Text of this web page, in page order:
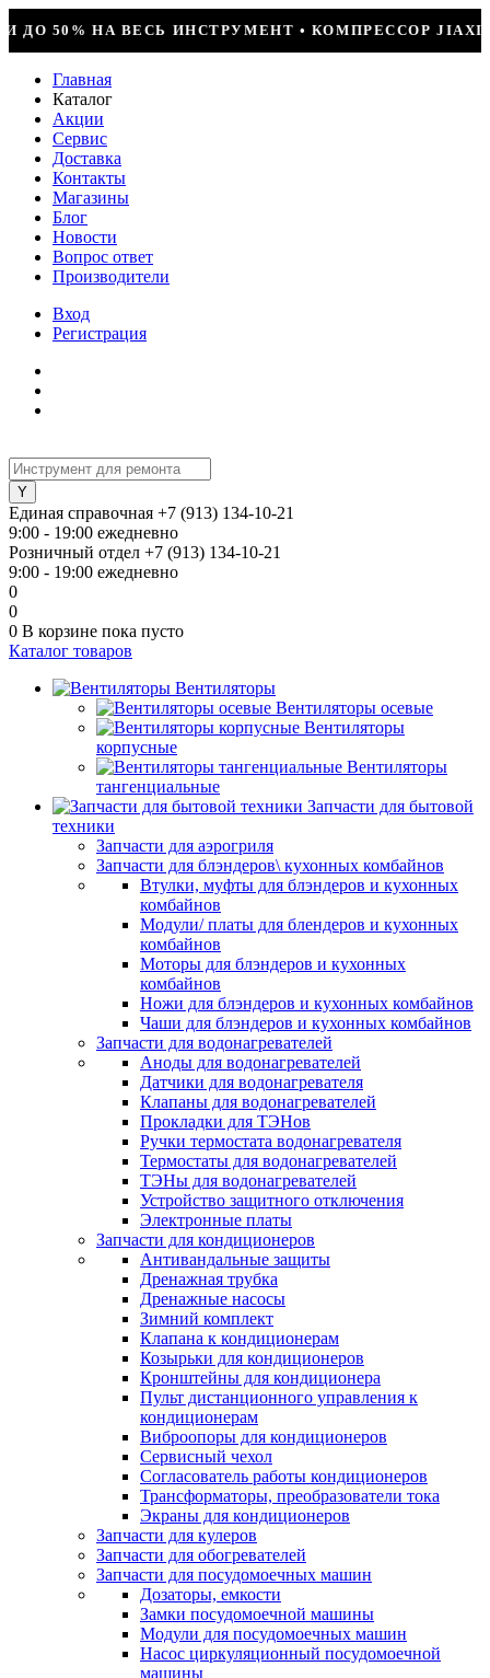
• КОМПРЕССОР JIAXIPERA T1114YB, 170ВТ, R-600
Главная
Каталог
Акции
Сервис
Доставка
Контакты
Магазины
Блог
Новости
Вопрос ответ
Производители
Вход
Регистрация
Единая справочная +7 (913) 134-10-21
9:00 - 19:00 ежедневно
Розничный отдел +7 (913) 134-10-21
9:00 - 19:00 ежедневно
0
0
0 В корзине пока пусто
Каталог товаров
Вентиляторы
Вентиляторы осевые
Вентиляторы
корпусные
Вентиляторы
тангенциальные
Запчасти для бытовой
техники
Запчасти для аэрогриля
Запчасти для блэндеров\ кухонных комбайнов
Втулки, муфты для блэндеров и кухонных
комбайнов
Модули/ платы для блендеров и кухонных
комбайнов
Моторы для блэндеров и кухонных
комбайнов
Ножи для блэндеров и кухонных комбайнов
Чаши для блэндеров и кухонных комбайнов
Запчасти для водонагревателей
Аноды для водонагревателей
Датчики для водонагревателя
Клапаны для водонагревателей
Прокладки для ТЭНов
Ручки термостата водонагревателя
Термостаты для водонагревателей
ТЭНы для водонагревателей
Устройство защитного отключения
Электронные платы
Запчасти для кондиционеров
Антивандальные защиты
Дренажная трубка
Дренажные насосы
Зимний комплект
Клапана к кондиционерам
Козырьки для кондиционеров
Кронштейны для кондиционера
Пульт дистанционного управления к
кондиционерам
Виброопоры для кондиционеров
Сервисный чехол
Согласователь работы кондиционеров
Трансформаторы, преобразователи тока
Экраны для кондиционеров
Запчасти для кулеров
Запчасти для обогревателей
Запчасти для посудомоечных машин
Дозаторы, емкости
Замки посудомоечной машины
Модули для посудомоечных машин
Насос циркуляционный посудомоечной
машины